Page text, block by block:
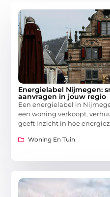
Energielabel Nijmegen:
aanvragen in jouw regio
Een energielabel in
een woning verkoopt,
geeft inzicht in hoe
Woning En Tuin